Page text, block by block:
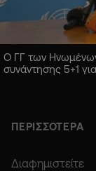
Ο ΓΓ των
συνάντησης 5+1
ΠΕΡΙΣΣΟΤΕΡΑ
Διαφημιστείτε